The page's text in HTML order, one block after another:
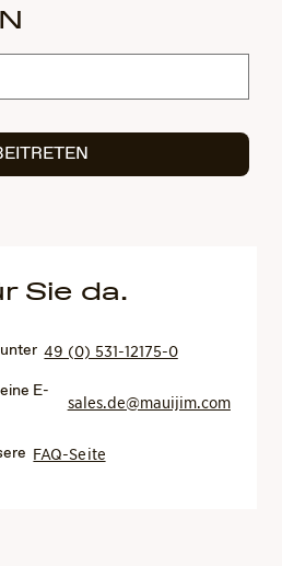
Sie da.
unter49 (0) 531-12175-0
E-
sales.de@mauijim.com
FAQ-Seite